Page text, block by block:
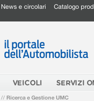
News e circolari Catalogo
VEICOLI SERVIZI
// Ricerca e Gestione UMC